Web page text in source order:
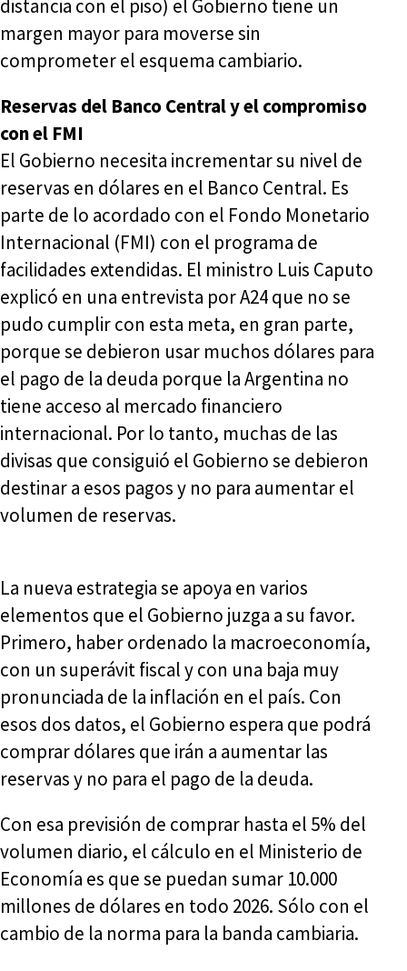
distancia con el piso) el Gobierno tiene un
margen mayor para moverse sin
comprometer el esquema cambiario.
Reservas del Banco Central y el compromiso
con el FMI
El Gobierno necesita incrementar su nivel de
reservas en dólares en el Banco Central. Es
parte de lo acordado con el Fondo Monetario
Internacional (FMI) con el programa de
facilidades extendidas. El ministro Luis Caputo
explicó en una entrevista por A24 que no se
pudo cumplir con esta meta, en gran parte,
porque se debieron usar muchos dólares para
el pago de la deuda porque la Argentina no
tiene acceso al mercado financiero
internacional. Por lo tanto, muchas de las
divisas que consiguió el Gobierno se debieron
destinar a esos pagos y no para aumentar el
volumen de reservas.
La nueva estrategia se apoya en varios
elementos que el Gobierno juzga a su favor.
Primero, haber ordenado la macroeconomía,
con un superávit fiscal y con una baja muy
pronunciada de la inflación en el país. Con
esos dos datos, el Gobierno espera que podrá
comprar dólares que irán a aumentar las
reservas y no para el pago de la deuda.
Con esa previsión de comprar hasta el 5% del
volumen diario, el cálculo en el Ministerio de
Economía es que se puedan sumar 10.000
millones de dólares en todo 2026. Sólo con el
cambio de la norma para la banda cambiaria.